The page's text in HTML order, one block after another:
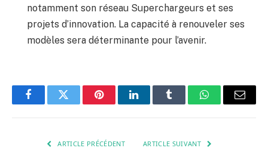
notamment son réseau Superchargeurs et ses
projets d’innovation. La capacité à renouveler ses
modèles sera déterminante pour l’avenir.
FacebookTwitter PinterestLinkedInTumblr WhatsApp
E-
ARTICLE PRÉCÉDENT ARTICLE SUIVANT